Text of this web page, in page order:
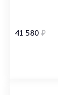
41 580 ₽